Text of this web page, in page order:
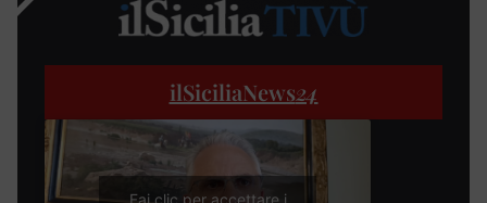
ilSiciliaNews24
Fai clic per accettare i